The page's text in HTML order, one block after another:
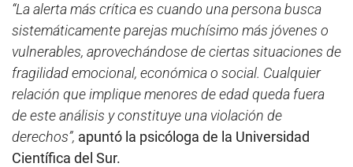
“La alerta más crítica es cuando una persona busca
sistemáticamente parejas muchísimo más jóvenes o
vulnerables, aprovechándose de ciertas situaciones de
fragilidad emocional, económica o social. Cualquier
relación que implique menores de edad queda fuera
de este análisis y constituye una violación de
derechos”, apuntó la psicóloga de la Universidad
Científica del Sur.